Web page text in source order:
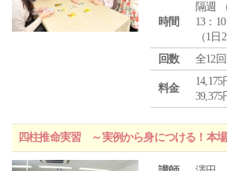
時間
隔週
13：
（1日
回数
全12回
料金
39,375
四柱推命実習 ～実例から身につける！本